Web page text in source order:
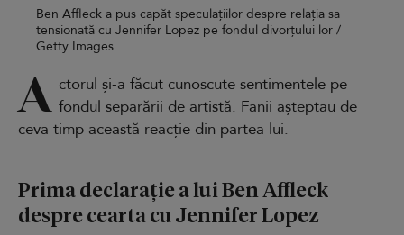
Ben Affleck a pus capăt speculațiilor despre relația sa
tensionată cu Jennifer Lopez pe fondul divorțului lor /
Getty Images
A ctorul și-a făcut cunoscute sentimentele pe
fondul separării de artistă. Fanii așteptau de
ceva timp această reacție din partea lui.
Prima declarație a lui Ben Affleck
despre cearta cu Jennifer Lopez